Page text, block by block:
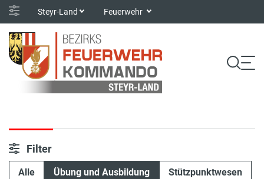
Steyr-Land Feuerwehr
Filter
Alle Übung und Ausbildung Stützpunktwesen